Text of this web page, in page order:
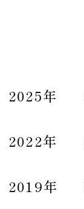
2025年
2022年
2019年